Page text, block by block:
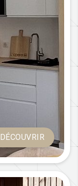
DÉCOUVRIR